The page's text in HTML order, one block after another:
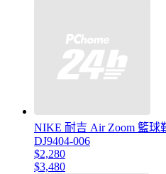
NIKE 耐吉 Air Zoom 籃球
DJ9404-006
$2,280
$3,480